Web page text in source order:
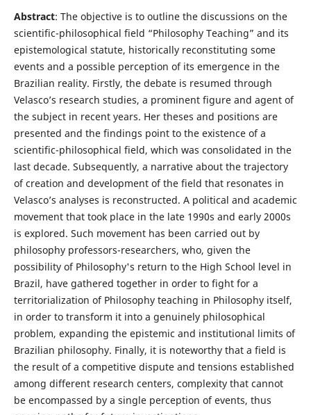
Abstract: The objective is to outline the discussions on the
scientific-philosophical field “Philosophy Teaching” and its
epistemological statute, historically reconstituting some
events and a possible perception of its emergence in the
Brazilian reality. Firstly, the debate is resumed through
Velasco’s research studies, a prominent figure and agent of
the subject in recent years. Her theses and positions are
presented and the findings point to the existence of a
scientific-philosophical field, which was consolidated in the
last decade. Subsequently, a narrative about the trajectory
of creation and development of the field that resonates in
Velasco’s analyses is reconstructed. A political and academic
movement that took place in the late 1990s and early 2000s
is explored. Such movement has been carried out by
philosophy professors-researchers, who, given the
possibility of Philosophy's return to the High School level in
Brazil, have gathered together in order to fight for a
territorialization of Philosophy teaching in Philosophy itself,
in order to transform it into a genuinely philosophical
problem, expanding the epistemic and institutional limits of
Brazilian philosophy. Finally, it is noteworthy that a field is
the result of a competitive dispute and tensions established
among different research centers, complexity that cannot
be encompassed by a single perception of events, thus